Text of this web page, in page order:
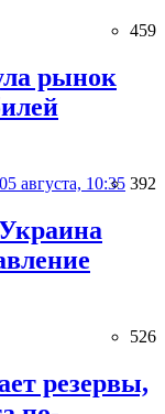
459
рынок
05 августа, 10:35 392
526
резервы,